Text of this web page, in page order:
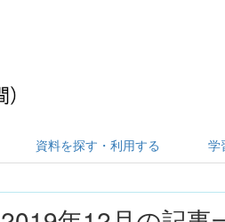
資料を探す・利用する 学